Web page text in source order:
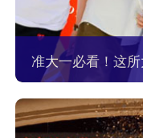
准大一必看！这